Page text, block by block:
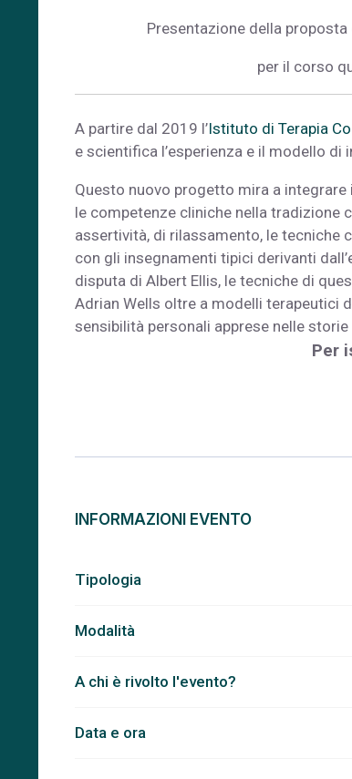
Presentazione della
per il corso
A partire dal 2019 l’Istituto di Terapia
e scientifica l’esperienza e il modello
Questo nuovo progetto mira a
le competenze cliniche nella tradizione
assertività, di rilassamento, le tecniche
con gli insegnamenti tipici derivanti
disputa di Albert Ellis, le tecniche di
Adrian Wells oltre a modelli terapeutici
sensibilità personali apprese nelle
Per
INFORMAZIONI EVENTO
Tipologia
Modalità
A chi è rivolto l'evento?
Data e ora